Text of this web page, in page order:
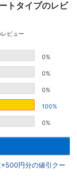
トタイプのレビ
ビュー
0%
0%
0%
100%
0%
円分の値引クー